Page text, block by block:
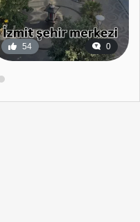
54 0